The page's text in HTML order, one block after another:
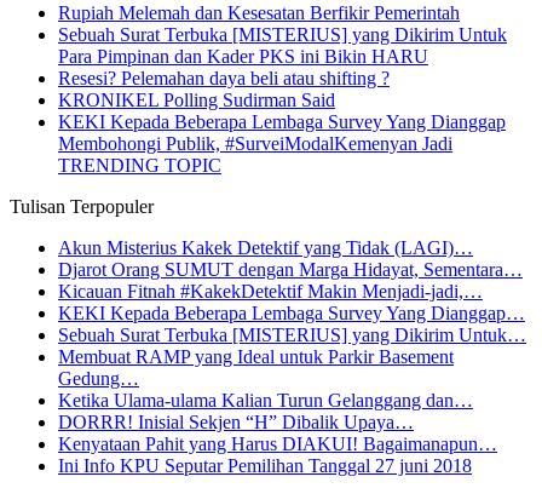
Rupiah Melemah dan Kesesatan Berfikir Pemerintah
Sebuah Surat Terbuka [MISTERIUS] yang Dikirim Untuk
Para Pimpinan dan Kader PKS ini Bikin HARU
Resesi? Pelemahan daya beli atau shifting ?
KRONIKEL Polling Sudirman Said
KEKI Kepada Beberapa Lembaga Survey Yang Dianggap
Membohongi Publik, #SurveiModalKemenyan Jadi
TRENDING TOPIC
Tulisan Terpopuler
Akun Misterius Kakek Detektif yang Tidak (LAGI)…
Djarot Orang SUMUT dengan Marga Hidayat, Sementara…
Kicauan Fitnah #KakekDetektif Makin Menjadi-jadi,…
KEKI Kepada Beberapa Lembaga Survey Yang Dianggap…
Sebuah Surat Terbuka [MISTERIUS] yang Dikirim Untuk…
Membuat RAMP yang Ideal untuk Parkir Basement
Gedung…
Ketika Ulama-ulama Kalian Turun Gelanggang dan…
DORRR! Inisial Sekjen “H” Dibalik Upaya…
Kenyataan Pahit yang Harus DIAKUI! Bagaimanapun…
Ini Info KPU Seputar Pemilihan Tanggal 27 juni 2018